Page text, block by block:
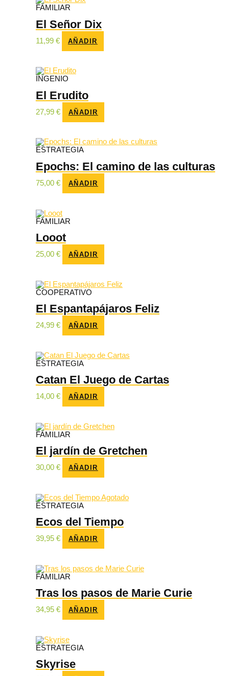
FAMILIAR
El Señor Dix
11,99 € AÑADIR
INGENIO
El Erudito
27,99 € AÑADIR
ESTRATEGIA
Epochs: El camino de las culturas
75,00 € AÑADIR
FAMILIAR
Looot
25,00 € AÑADIR
COOPERATIVO
El Espantapájaros Feliz
24,99 € AÑADIR
ESTRATEGIA
Catan El Juego de Cartas
14,00 € AÑADIR
FAMILIAR
El jardín de Gretchen
30,00 € AÑADIR
Agotado
ESTRATEGIA
Ecos del Tiempo
39,95 € AÑADIR
FAMILIAR
Tras los pasos de Marie Curie
34,95 € AÑADIR
ESTRATEGIA
Skyrise